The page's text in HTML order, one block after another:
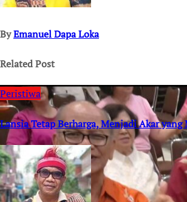
ByEmanuel Dapa Loka
Related Post
Peristiwa
Lansia Tetap Berharga, Menjadi Akar